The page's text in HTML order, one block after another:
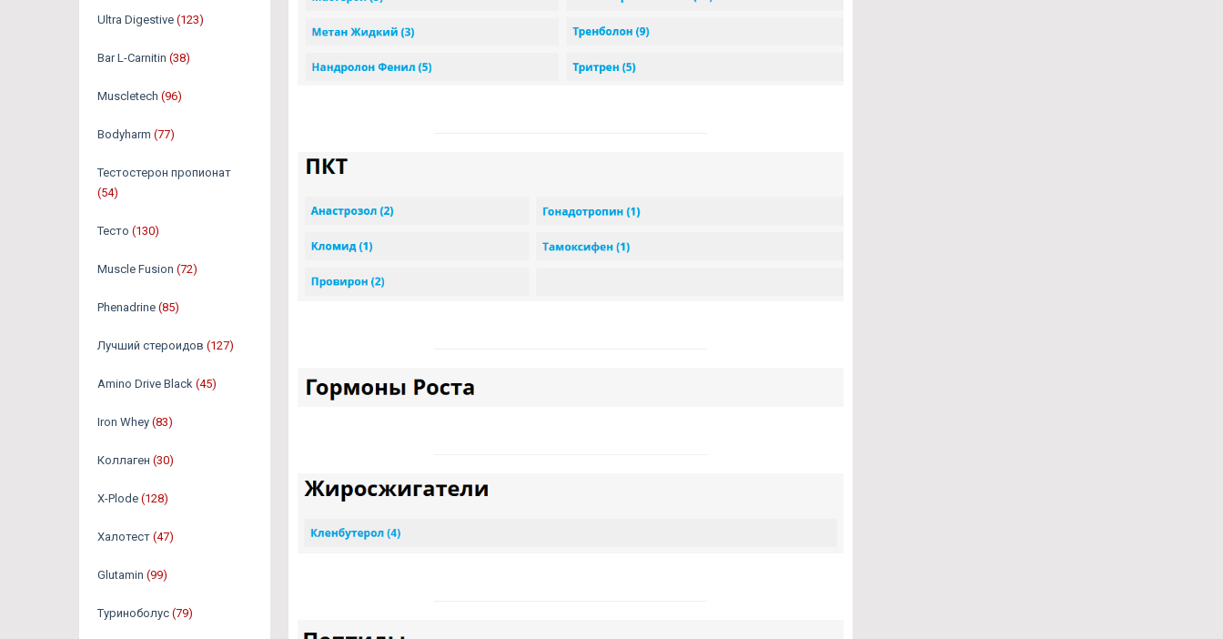
Ultra Digestive (123)
Bar L-Carnitin (38)
Muscletech (96)
Bodyharm (77)
Тестостерон пропионат
(54)
Тесто (130)
Muscle Fusion (72)
Phenadrine (85)
Лучший стероидов (127)
Amino Drive Black (45)
Iron Whey (83)
Коллаген (30)
X-Plode (128)
Халотест (47)
Glutamin (99)
Туриноболус (79)